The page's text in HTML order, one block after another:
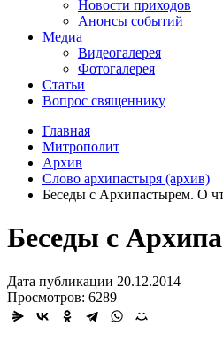
Новости приходов
Анонсы событий
Медиа
Видеогалерея
Фотогалерея
Статьи
Вопрос священнику
Главная
Митрополит
Архив
Слово архипастыря (архив)
Беседы с Архипастырем. О
Беседы с
Дата публикации 20.12.2014
Просмотров: 6289